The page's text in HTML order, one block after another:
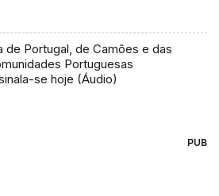
de Portugal, de Camões e das
Portuguesas
se hoje (Áudio)
PUB